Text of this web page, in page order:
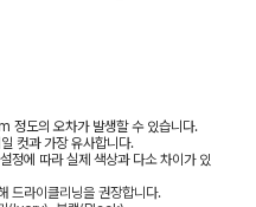
정도의 오차가 발생할 수 있습니다.
컷과 가장 유사합니다.
정에 따라 실제 색상과 다소 차이가 있
드라이클리닝을 권장합니다.